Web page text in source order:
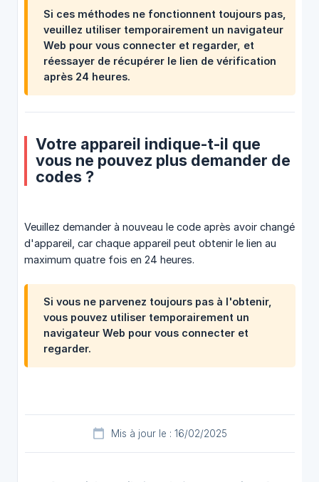
Si ces méthodes ne fonctionnent toujours pas,
veuillez utiliser temporairement un navigateur
Web pour vous connecter et regarder, et
réessayer de récupérer le lien de vérification
après 24 heures.
Votre appareil indique-t-il que
vous ne pouvez plus demander de
codes ?
Veuillez demander à nouveau le code après avoir changé
d'appareil, car chaque appareil peut obtenir le lien au
maximum quatre fois en 24 heures.
Si vous ne parvenez toujours pas à l'obtenir,
vous pouvez utiliser temporairement un
navigateur Web pour vous connecter et
regarder.
Mis à jour le : 16/02/2025